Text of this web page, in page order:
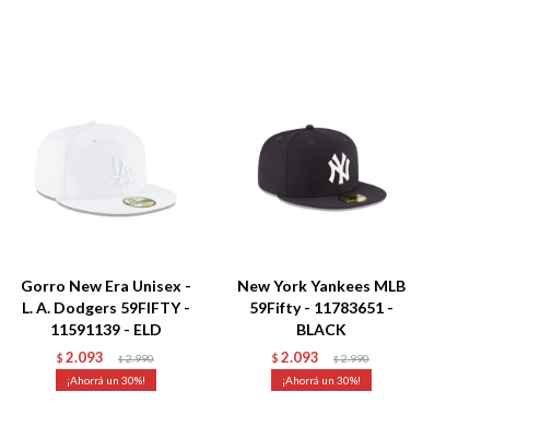
Gorro New Era Unisex -
L. A. Dodgers 59FIFTY -
11591139 - ELD
$ 2.093 $ 2.990
30
New York Yankees MLB
59Fifty - 11783651 -
BLACK
$ 2.093 $ 2.990
30